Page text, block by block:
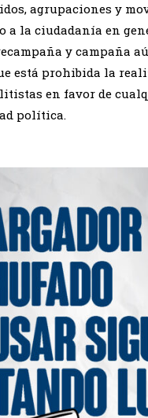
agrupaciones y
a la ciudadanía en
y campaña
está prohibida la
en favor de
política.